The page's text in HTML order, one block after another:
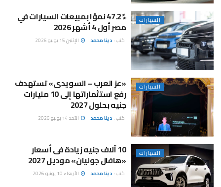
السيارات 47.2% نموًا بمبيعات السيارات في
مصر أول 4 أشهر 2026
كتب : دينا محمد الإثنين 15 يونيو 2026
السيارات «عز العرب – السويدى» تستهدف
رفع استثماراتها إلى 10 مليارات
جنيه بحلول 2027
كتب : دينا محمد الأحد 14 يونيو 2026
السيارات 10 آلاف جنيه زيادة فى أسعار
«هافال جوليان» موديل 2027
كتب : دينا محمد الأربعاء 10 يونيو 2026